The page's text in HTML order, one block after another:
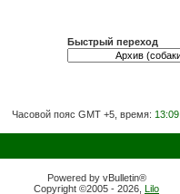
Быстрый переход
Часовой пояс GMT +5, время: 13:09.
Powered by vBulletin®
Copyright ©2005 - 2026, Lilo